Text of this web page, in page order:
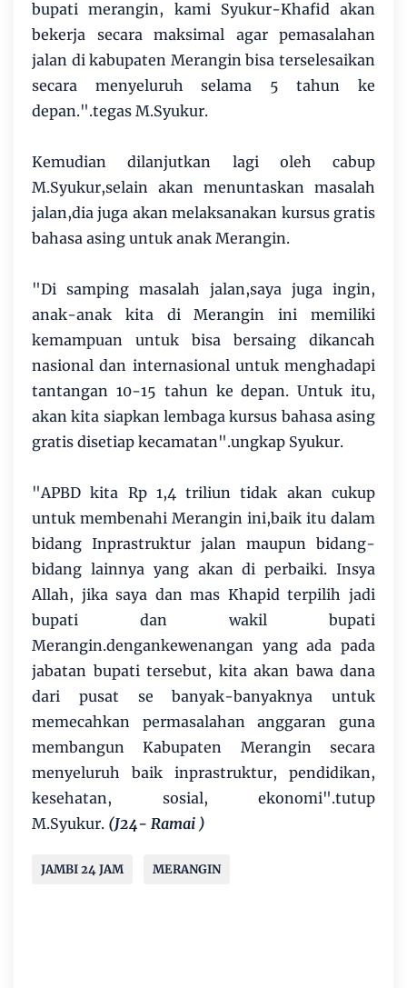
bupati merangin, kami Syukur-Khafid akan
bekerja secara maksimal agar pemasalahan
jalan di kabupaten Merangin bisa terselesaikan
secara menyeluruh selama 5 tahun ke
depan.".tegas M.Syukur.
Kemudian dilanjutkan lagi oleh cabup
M.Syukur,selain akan menuntaskan masalah
jalan,dia juga akan melaksanakan kursus gratis
bahasa asing untuk anak Merangin.
"Di samping masalah jalan,saya juga ingin,
anak-anak kita di Merangin ini memiliki
kemampuan untuk bisa bersaing dikancah
nasional dan internasional untuk menghadapi
tantangan 10-15 tahun ke depan. Untuk itu,
akan kita siapkan lembaga kursus bahasa asing
gratis disetiap kecamatan".ungkap Syukur.
"APBD kita Rp 1,4 triliun tidak akan cukup
untuk membenahi Merangin ini,baik itu dalam
bidang Inprastruktur jalan maupun bidang-
bidang lainnya yang akan di perbaiki. Insya
Allah, jika saya dan mas Khapid terpilih jadi
bupati dan wakil bupati
Merangin.dengankewenangan yang ada pada
jabatan bupati tersebut, kita akan bawa dana
dari pusat se banyak-banyaknya untuk
memecahkan permasalahan anggaran guna
membangun Kabupaten Merangin secara
menyeluruh baik inprastruktur, pendidikan,
kesehatan, sosial, ekonomi".tutup
M.Syukur. (J24- Ramai )
JAMBI 24 JAM MERANGIN